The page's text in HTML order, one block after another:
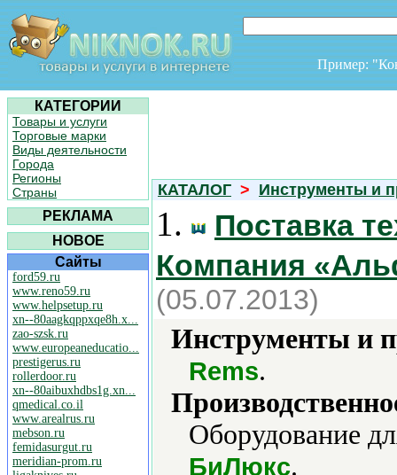
Пример:
КАТЕГОРИИ
Товары и услуги
Торговые марки
Виды деятельности
Города
Регионы
Страны
РЕКЛАМА
НОВОЕ
Сайты
ford59.ru
www.reno59.ru
www.helpsetup.ru
xn--80aagkqppxqe8h.x...
zao-szsk.ru
www.europeaneducatio...
prestigerus.ru
rollerdoor.ru
xn--80aibuxhdbs1g.xn...
qmedical.co.il
www.arealrus.ru
mebson.ru
femidasurgut.ru
meridian-prom.ru
КАТАЛОГ > Инструменты и
1.
Поставка
Компания
(05.07.2013)
Инструменты и
Rems.
Оборудование
БиЛюкс.